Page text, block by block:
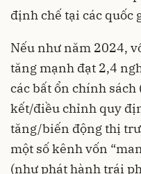
định chế tại các quốc
Nếu như năm 2024,
tăng mạnh đạt 2,4
các bất ổn chính
kết/điều chỉnh quy
tăng/biến động thị
một số kênh vốn
(như phát hành trái